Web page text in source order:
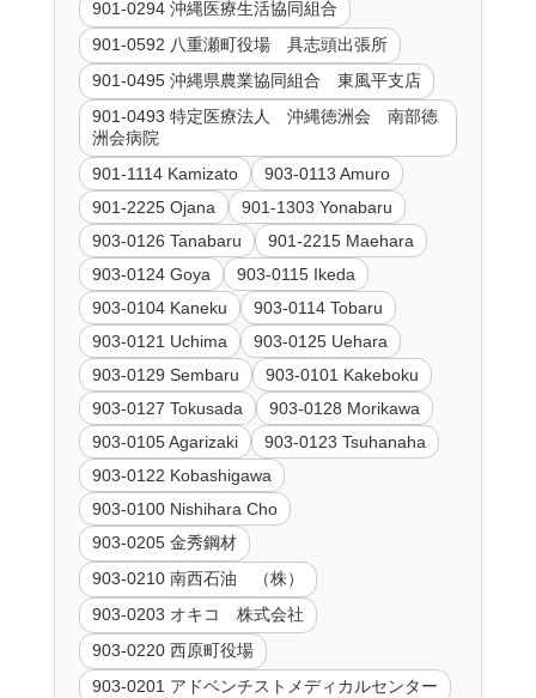
901-0294 沖縄医療生活協同組合
901-0592 八重瀬町役場 具志頭出張所
901-0495 沖縄県農業協同組合 東風平支店
901-0493 特定医療法人 沖縄徳洲会 南部徳
洲会病院
901-1114 Kamizato
903-0113 Amuro
901-2225 Ojana
901-1303 Yonabaru
903-0126 Tanabaru
901-2215 Maehara
903-0124 Goya
903-0115 Ikeda
903-0104 Kaneku
903-0114 Tobaru
903-0121 Uchima
903-0125 Uehara
903-0129 Sembaru
903-0101 Kakeboku
903-0127 Tokusada
903-0128 Morikawa
903-0105 Agarizaki
903-0123 Tsuhanaha
903-0122 Kobashigawa
903-0100 Nishihara Cho
903-0205 金秀鋼材
903-0210 南西石油 （株）
903-0203 オキコ 株式会社
903-0220 西原町役場
903-0201 アドベンチストメディカルセンター